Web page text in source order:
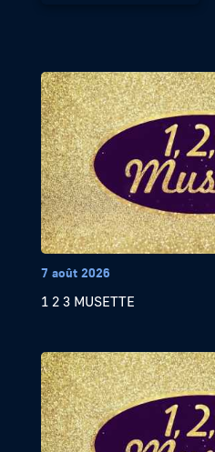
7 août 2026
1 2 3 MUSETTE